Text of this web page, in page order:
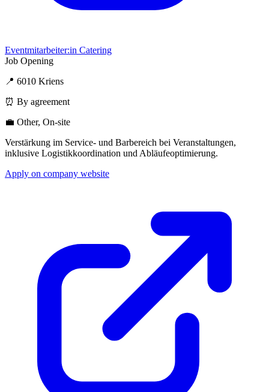
Eventmitarbeiter:in Catering
Job Opening
📍 6010 Kriens
⏰ By agreement
💼 Other, On-site
Verstärkung im Service- und Barbereich bei Veranstaltungen,
inklusive Logistikkoordination und Abläufeoptimierung.
Apply on company website